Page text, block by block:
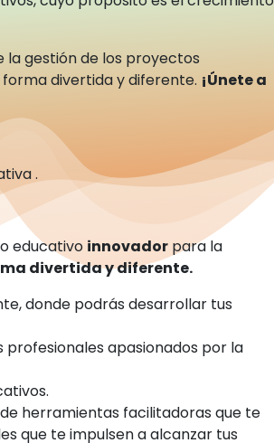
la gestión de los proyectos
divertida y diferente. ¡Únete a
.
educativo innovador para la
divertida y diferente.
donde podrás desarrollar tus
apasionados por la
herramientas facilitadoras que te
que te impulsen a alcanzar tus